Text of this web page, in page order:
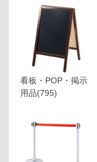
看板・POP・掲示
用品(795)